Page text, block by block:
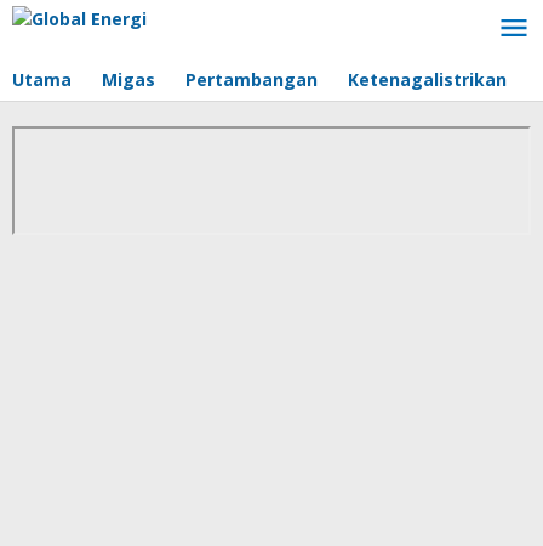
Lewati
Utama Migas Pertambangan Ketenagalistrikan